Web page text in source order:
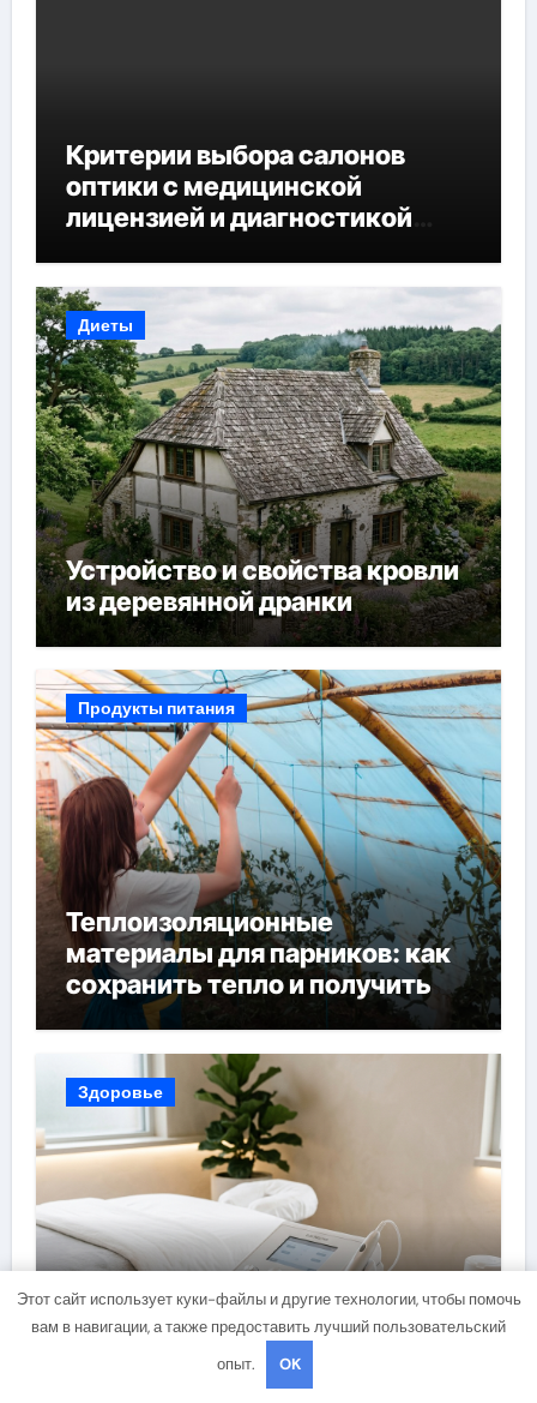
Критерии выбора салонов
оптики с медицинской
лицензией и диагностикой
Диеты
Устройство и свойства кровли
из деревянной дранки
Продукты питания
Теплоизоляционные
материалы для парников: как
сохранить тепло и получить
богатый урожай
Здоровье
Технические особенности
современных аппаратов для
электроэпиляции
Этот сайт использует куки-файлы и другие технологии, чтобы помочь
вам в навигации, а также предоставить лучший пользовательский
опыт.
OK